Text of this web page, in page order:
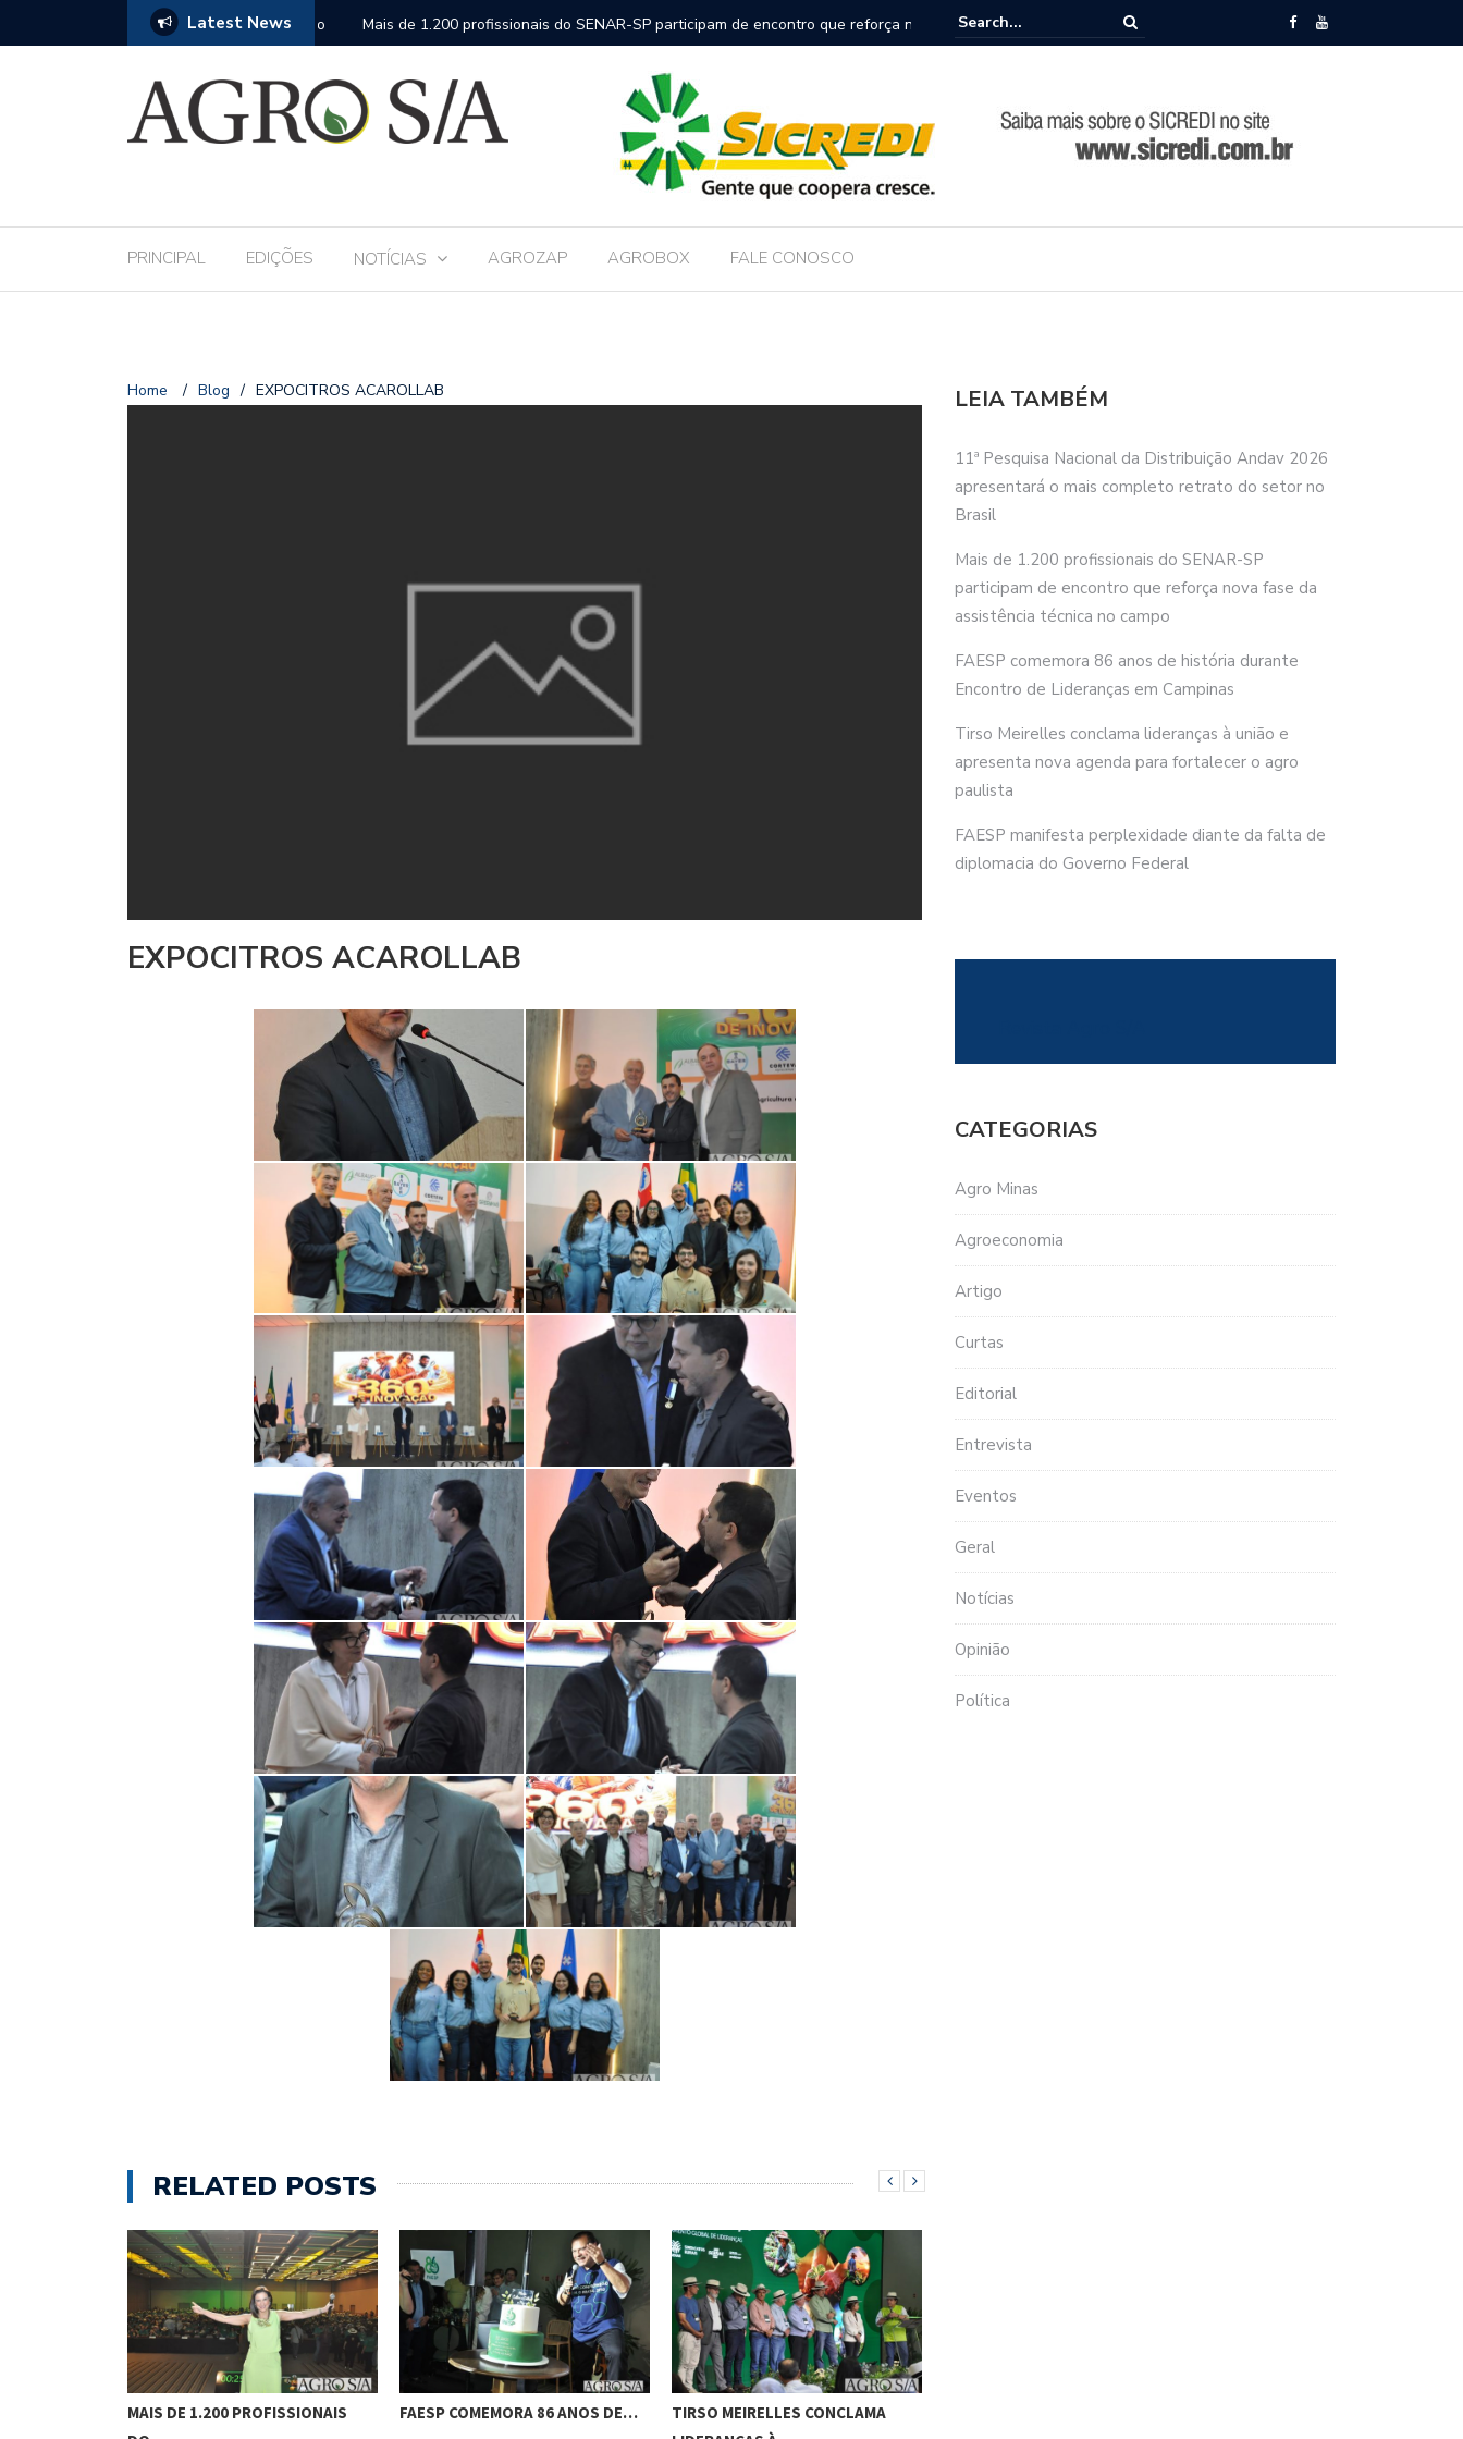
Latest News
2026 apresentará o mais completo
Mais de 1.200 profissionais do SENAR-SP participam de encontro que reforça nova
fase da assistência técnica no campo
FAESP comemora 86 anos de história durante Encontro de Lideranças em
PRINCIPAL EDIÇÕES NOTÍCIAS AGROZAP AGROBOX FALE CONOSCO
Home / Blog / EXPOCITROS ACAROLLAB
EXPOCITROS ACAROLLAB
RELATED POSTS
MAIS DE 1.200 PROFISSIONAIS
FAESP COMEMORA 86 ANOS DE…
TIRSO MEIRELLES CONCLAMA
LEIA TAMBÉM
11ª Pesquisa Nacional da Distribuição Andav 2026
apresentará o mais completo retrato do setor no
Brasil
Mais de 1.200 profissionais do SENAR-SP
participam de encontro que reforça nova fase da
assistência técnica no campo
FAESP comemora 86 anos de história durante
Encontro de Lideranças em Campinas
Tirso Meirelles conclama lideranças à união e
apresenta nova agenda para fortalecer o agro
paulista
FAESP manifesta perplexidade diante da falta de
diplomacia do Governo Federal
CATEGORIAS
Agro Minas
Agroeconomia
Artigo
Curtas
Editorial
Entrevista
Eventos
Geral
Notícias
Opinião
Política